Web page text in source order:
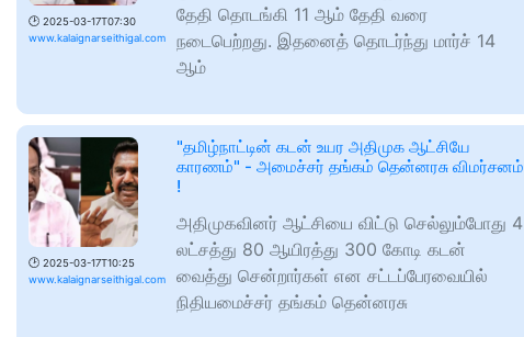
🕑 2025-03-17T07:30
www.kalaignarseithigal.com
தேதி தொடங்கி 11 ஆம் தேதி வரை
நடைபெற்றது. இதனைத் தொடர்ந்து மார்ச் 14
ஆம்
🕑 2025-03-17T10:25
www.kalaignarseithigal.com
"தமிழ்நாட்டின் கடன் உயர அதிமுக ஆட்சியே
காரணம்" - அமைச்சர் தங்கம் தென்னரசு விமர்சனம்
!
அதிமுகவினர் ஆட்சியை விட்டு செல்லும்போது 4
லட்சத்து 80 ஆயிரத்து 300 கோடி கடன்
வைத்து சென்றார்கள் என சட்டப்பேரவையில்
நிதியமைச்சர் தங்கம் தென்னரசு